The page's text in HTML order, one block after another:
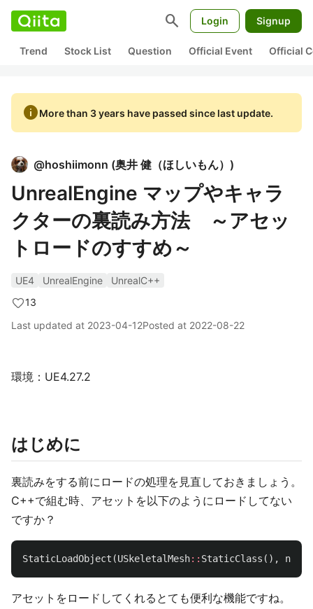
search Login Signup
Trend Stock List Question Official Event Official
infoMore than 3 years have passed since last update.
@hoshiimonn (奥井 健（ほしいもん） )
UnrealEngine マップやキャラ
クターの裏読み方法 ～アセッ
トロードのすすめ～
UE4 UnrealEngine
UnrealC++
13
Last updated at 2023-04-12Posted at 2022-08-22
環境：UE4.27.2
はじめに
裏読みをする前にロードの処理を見直しておきましょう。
C++で組む時、アセットを以下のようにロードしてない
ですか？
StaticLoadObject (USkeletalMesh:: StaticClass (),
アセットをロードしてくれるとても便利な機能ですね。